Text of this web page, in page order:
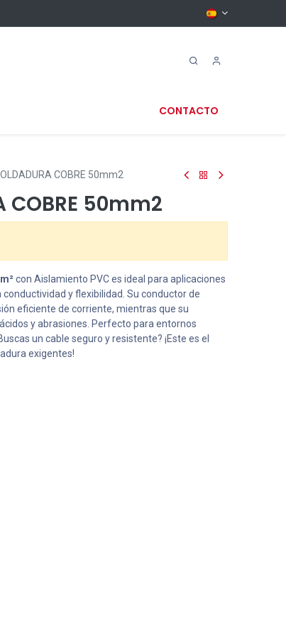
CONTACTO
COBRE 50mm2
COBRE 50mm2
con Aislamiento PVC es ideal para aplicaciones
y flexibilidad. Su conductor de
eficiente de corriente, mientras que su
y abrasiones. Perfecto para entornos
un cable seguro y resistente? ¡Este es el
exigentes!